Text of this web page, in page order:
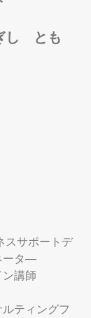
し　とも
スサポートデ
ータ―
ン講師
ティングフ